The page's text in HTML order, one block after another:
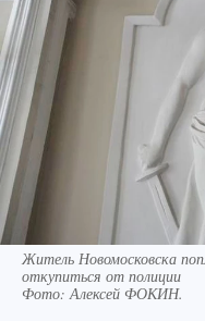
Житель Новомосковска
откупиться от полиции
Фото:Алексей ФОКИН.